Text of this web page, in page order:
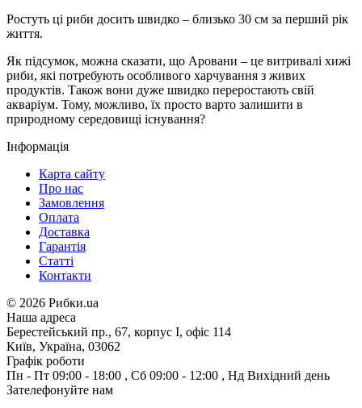
Ростуть ці риби досить швидко – близько 30 см за перший рік
життя.
Як підсумок, можна сказати, що Аровани – це витривалі хижі
риби, які потребують особливого харчування з живих
продуктів. Також вони дуже швидко переростають свій
акваріум. Тому, можливо, їх просто варто залишити в
природному середовищі існування?
Інформація
Карта сайту
Про нас
Замовлення
Оплата
Доставка
Гарантія
Статті
Контакти
© 2026 Рибки.ua
Наша адреса
Берестейський пр., 67, корпус І, офіс 114
Київ, Україна, 03062
Графік роботи
Пн - Пт 09:00 - 18:00 , Сб 09:00 - 12:00 , Нд Вихідний день
Зателефонуйте нам